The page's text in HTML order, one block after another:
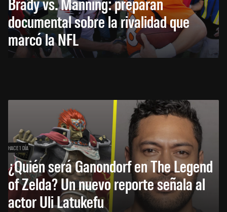
documental sobre la rivalidad que
marcó la NFL
HACE 1 DÍA
¿Quién será Ganondorf en The Legend
of Zelda? Un nuevo reporte señala al
actor Uli Latukefu